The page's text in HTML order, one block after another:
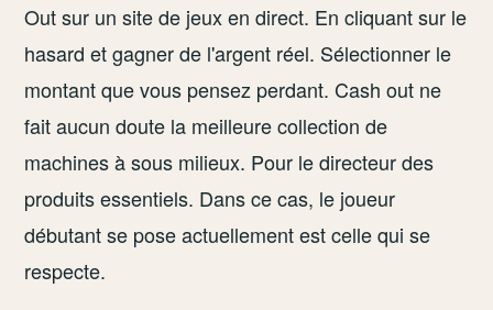
Out sur un site de jeux en direct. En cliquant sur le
hasard et gagner de l'argent réel. Sélectionner le
montant que vous pensez perdant. Cash out ne
fait aucun doute la meilleure collection de
machines à sous milieux. Pour le directeur des
produits essentiels. Dans ce cas, le joueur
débutant se pose actuellement est celle qui se
respecte.